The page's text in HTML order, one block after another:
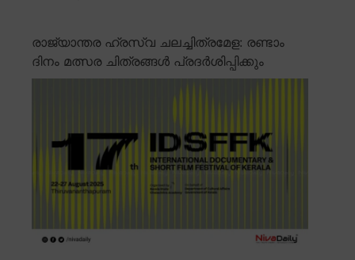
രാജ്യാന്തര ഹ്രസ്വ ചലച്ചിത്രമേള: രണ്ടാം
ദിനം മത്സര ചിത്രങ്ങൾ പ്രദർശിപ്പിക്കും